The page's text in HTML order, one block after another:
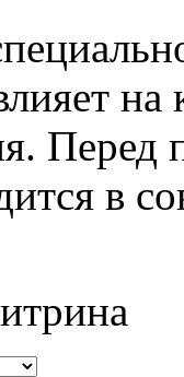
Перед
в